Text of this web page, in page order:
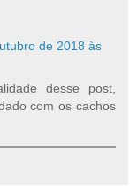
de 2018 às
desse post,
com os cachos